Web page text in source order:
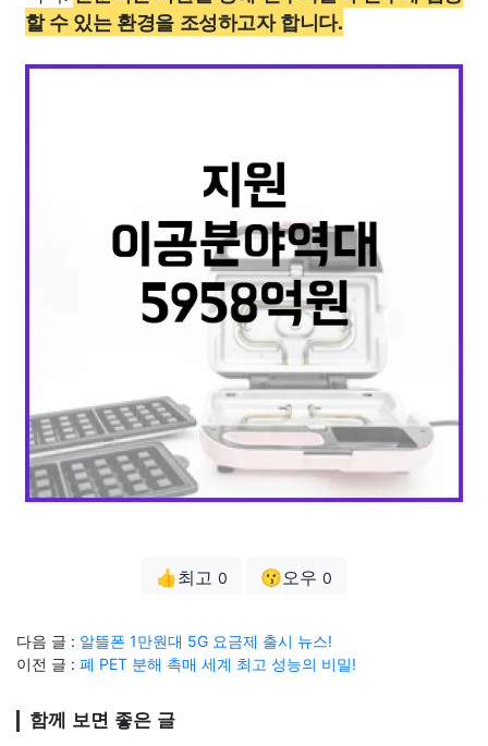
할 수 있는 환경을 조성하고자 합니다.
👍최고 0 😗오우 0
다음 글 : 알뜰폰 1만원대 5G 요금제 출시 뉴스!
이전 글 : 폐 PET 분해 촉매 세계 최고 성능의 비밀!
함께 보면 좋은 글